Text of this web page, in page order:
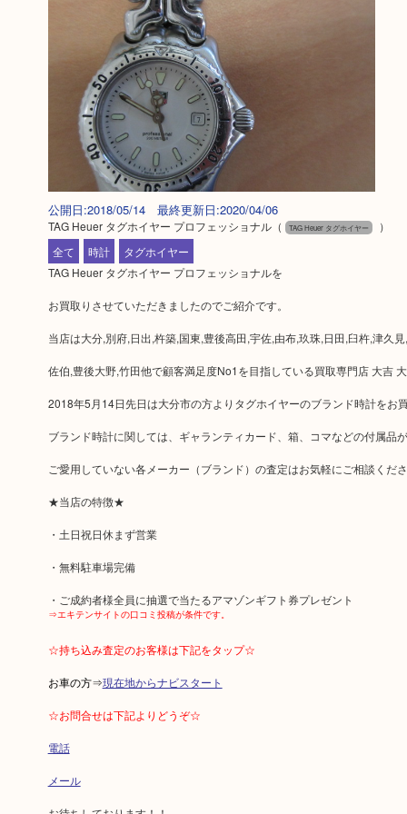
公開日:2018/05/14 最終更新日:2020/04/06
TAG Heuer タグホイヤー プロフェッショナル（ TAG Heuer タグホイヤー
）
全て
時計
タグホイヤー
TAG Heuer タグホイヤー プロフェッショナルを
お買取りさせていただきましたのでご紹介です。
当店は大分,別府,日出,杵築,国東,豊後高田,宇佐,由布,玖珠,日田,臼杵,津久見,
佐伯,豊後大野,竹田他で顧客満足度No1を目指している買取専門店 大吉 大
2018年5月14日先日は大分市の方よりタグホイヤーのブランド時計をお買
ブランド時計に関しては、ギャランティカード、箱、コマなどの付属品
ご愛用していない各メーカー（ブランド）の査定はお気軽にご相談くださ
★当店の特徴★
・土日祝日休まず営業
・無料駐車場完備
・ご成約者様全員に抽選で当たるアマゾンギフト券プレゼント
⇒エキテンサイトの口コミ投稿が条件です。
☆持ち込み査定のお客様は下記をタップ☆
お車の方⇒現在地からナビスタート
☆お問合せは下記よりどうぞ☆
電話
メール